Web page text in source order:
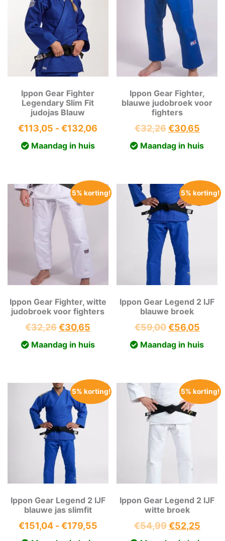
Ippon Gear Fighter
Legendary Slim Fit
judojas Blauw
€113,05 - €132,06 Prijsklasse:
€113,05
Maandag in huis
Ippon Gear Fighter,
blauwe judobroek voor
fighters
€32,26
prijs
€30,65
prijs
Maandag in huis
5% korting!
Ippon Gear Fighter, witte
judobroek voor fighters
€32,26Oorspronkelijke
prijs
€30,65
prijs
Maandag in huis
5% korting!
Ippon Gear Legend 2 IJF
blauwe broek
€59,00
prijs
€56,05
prijs
Maandag in huis
5% korting!
Ippon Gear Legend 2 IJF
blauwe jas slimfit
€151,04 -€179,55Prijsklasse:
€151,04
5% korting!
Ippon Gear Legend 2 IJF
witte broek
€54,99
prijs
€52,25